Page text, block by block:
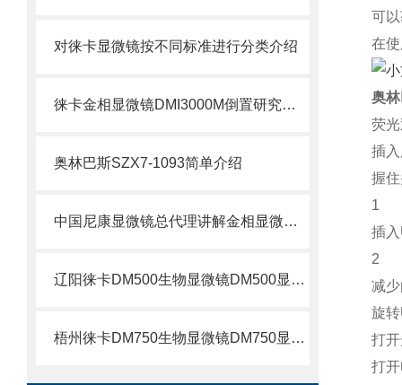
对徕卡显微镜按不同标准进行分类介绍
徕卡金相显微镜DMI3000M倒置研究级工业应用显微镜
奥林巴斯SZX7-1093简单介绍
中国尼康显微镜总代理讲解金相显微镜的保养与正确的使用方法
辽阳徕卡DM500生物显微镜DM500显微镜
梧州徕卡DM750生物显微镜DM750显微镜
可
在
奥
荧
插
握
1
插入
2
减
旋转
打
打